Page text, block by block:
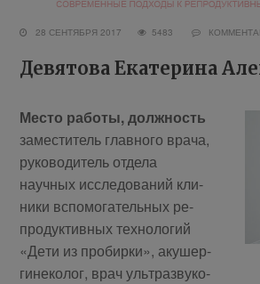
28 СЕНТЯБРЯ 2017 5483
Девятова Екатерина
Место работы, должность
заместитель главного врача,
руководитель отдела
научных исследований кли­
ни­ки вспо­мо­га­тель­ных ре­
про­дук­тив­ных тех­но­ло­гий
«Де­ти из про­бир­ки», аку­шер-
ги­не­ко­лог, врач уль­тра­зву­ко­